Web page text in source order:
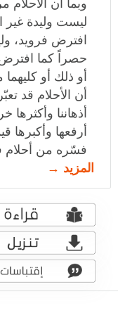
وبما أن الأحلام
ليست وليدة غير
افترض فرويد،
حصراً كما افترض
أو ذلك أو
أن الأحلام قد
أذهاننا
أرفعها
فسّره من أحلام
المزيد →